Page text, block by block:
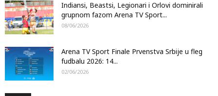
Indiansi, Beastsi, Legionari i Orlovi dominirali
grupnom fazom Arena TV Sport...
08/06/2026
Arena TV Sport Finale Prvenstva Srbije u fleg
fudbalu 2026: 14...
02/06/2026